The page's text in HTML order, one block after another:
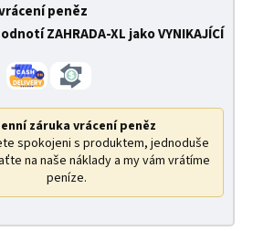
peněz
ZAHRADA-XL jako VYNIKAJÍCÍ
záruka vrácení peněz
spokojeni s produktem, jednoduše
na naše náklady a my vám vrátíme
peníze.